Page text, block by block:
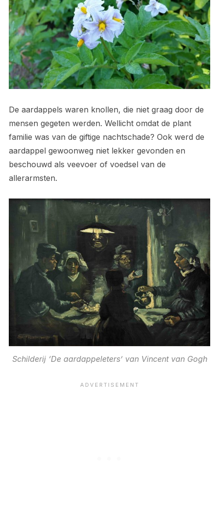
De aardappels waren knollen, die niet graag door de
mensen gegeten werden. Wellicht omdat de plant
familie was van de giftige nachtschade? Ook werd de
aardappel gewoonweg niet lekker gevonden en
beschouwd als veevoer of voedsel van de
allerarmsten.
Schilderij ‘De aardappeleters’ van Vincent van Gogh